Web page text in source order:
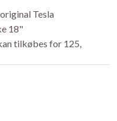
Tesla
18"
tilkøbes for 125,